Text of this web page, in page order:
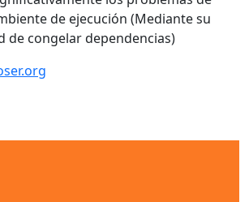
de ejecución (Mediante su
de congelar dependencias)